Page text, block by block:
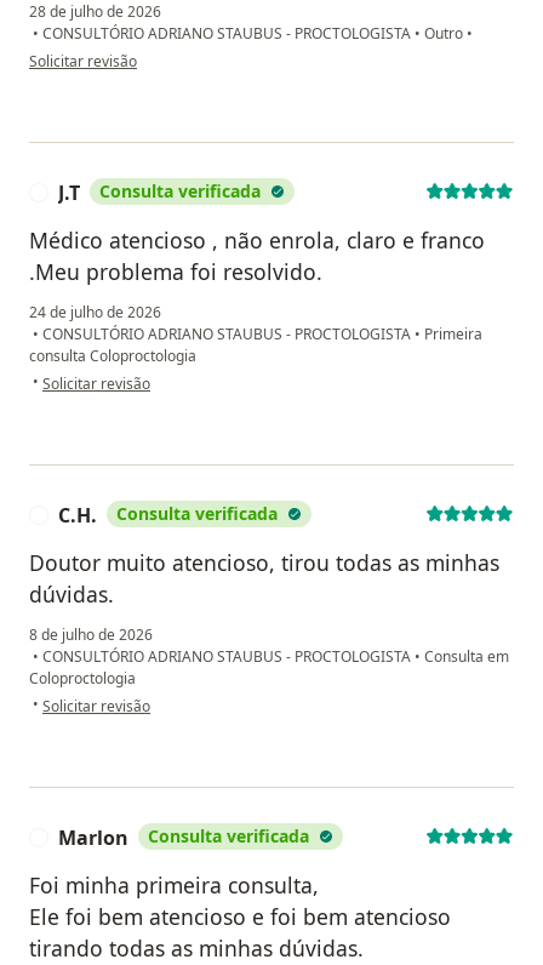
28 de julho de 2026
• CONSULTÓRIO ADRIANO STAUBUS - PROCTOLOGISTA • Outro •
na opinião do utilizador Aline Pierotto
Solicitar revisão
J.T Consulta verificada
Médico atencioso , não enrola, claro e franco
.Meu problema foi resolvido.
24 de julho de 2026
• CONSULTÓRIO ADRIANO STAUBUS - PROCTOLOGISTA • Primeira
consulta Coloproctologia
• na opinião do utilizador J.T
Solicitar revisão
C.H. Consulta verificada
Doutor muito atencioso, tirou todas as minhas
dúvidas.
8 de julho de 2026
• CONSULTÓRIO ADRIANO STAUBUS - PROCTOLOGISTA • Consulta em
Coloproctologia
• na opinião do utilizador C.H.
Solicitar revisão
Marlon Consulta verificada
Foi minha primeira consulta,
Ele foi bem atencioso e foi bem atencioso
tirando todas as minhas dúvidas.